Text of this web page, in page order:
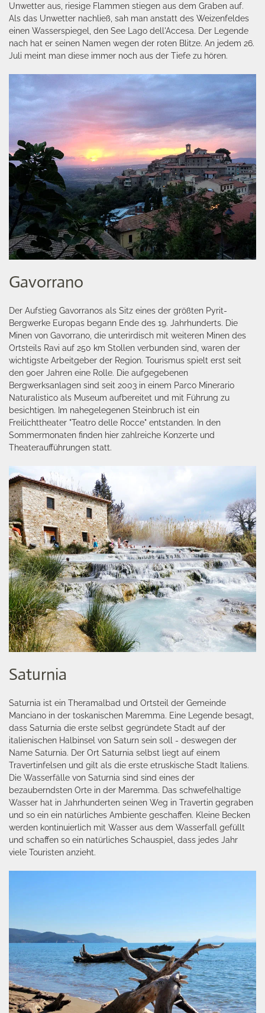
Unwetter aus, riesige Flammen stiegen aus dem Graben auf.
Als das Unwetter nachließ, sah man anstatt des Weizenfeldes
einen Wasserspiegel, den See Lago dell'Accesa. Der Legende
nach hat er seinen Namen wegen der roten Blitze. An jedem 26.
Juli meint man diese immer noch aus der Tiefe zu hören.
Gavorrano
Der Aufstieg Gavorranos als Sitz eines der größten Pyrit-
Bergwerke Europas begann Ende des 19. Jahrhunderts. Die
Minen von Gavorrano, die unterirdisch mit weiteren Minen des
Ortsteils Ravi auf 250 km Stollen verbunden sind, waren der
wichtigste Arbeitgeber der Region. Tourismus spielt erst seit
den 90er Jahren eine Rolle. Die aufgegebenen
Bergwerksanlagen sind seit 2003 in einem Parco Minerario
Naturalistico als Museum aufbereitet und mit Führung zu
besichtigen. Im nahegelegenen Steinbruch ist ein
Freilichttheater "Teatro delle Rocce" entstanden. In den
Sommermonaten finden hier zahlreiche Konzerte und
Theateraufführungen statt.
Saturnia
Saturnia ist ein Theramalbad und Ortsteil der Gemeinde
Manciano in der toskanischen Maremma. Eine Legende besagt,
dass Saturnia die erste selbst gegründete Stadt auf der
italienischen Halbinsel von Saturn sein soll - deswegen der
Name Saturnia. Der Ort Saturnia selbst liegt auf einem
Travertinfelsen und gilt als die erste etruskische Stadt Italiens.
Die Wasserfälle von Saturnia sind sind eines der
bezauberndsten Orte in der Maremma. Das schwefelhaltige
Wasser hat in Jahrhunderten seinen Weg in Travertin gegraben
und so ein ein natürliches Ambiente geschaffen. Kleine Becken
werden kontinuierlich mit Wasser aus dem Wasserfall gefüllt
und schaffen so ein natürliches Schauspiel, dass jedes Jahr
viele Touristen anzieht.